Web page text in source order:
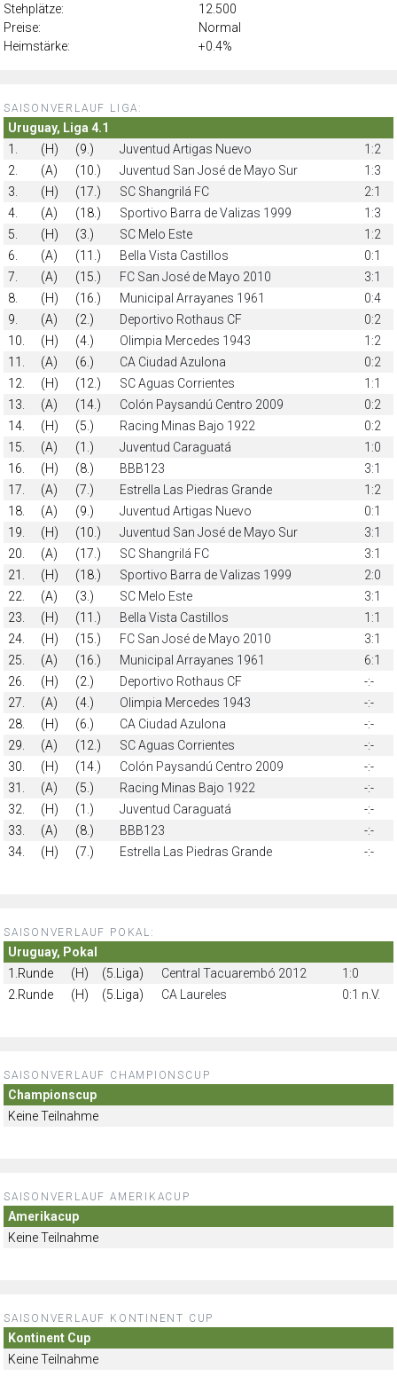
Stehplätze:
12.500
Preise:
Normal
Heimstärke:
+0.4%
SAISONVERLAUF LIGA:
Uruguay, Liga 4.1
1.
(H) (9.) Juventud Artigas Nuevo
1:2
2.
(A) (10.) Juventud San José de Mayo Sur
1:3
3.
(H) (17.) SC Shangrilá FC
2:1
4.
(A) (18.) Sportivo Barra de Valizas 1999
1:3
5.
(H) (3.) SC Melo Este
1:2
6.
(A) (11.) Bella Vista Castillos
0:1
7.
(A) (15.) FC San José de Mayo 2010
3:1
8.
(H) (16.) Municipal Arrayanes 1961
0:4
9.
(A) (2.) Deportivo Rothaus CF
0:2
10.
(H) (4.) Olimpia Mercedes 1943
1:2
11.
(A) (6.) CA Ciudad Azulona
0:2
12.
(H) (12.) SC Aguas Corrientes
1:1
13.
(A) (14.) Colón Paysandú Centro 2009
0:2
14.
(H) (5.) Racing Minas Bajo 1922
0:2
15.
(A) (1.) Juventud Caraguatá
1:0
16.
(H) (8.) BBB123
3:1
17.
(A) (7.) Estrella Las Piedras Grande
1:2
18.
(A) (9.) Juventud Artigas Nuevo
0:1
19.
(H) (10.) Juventud San José de Mayo Sur
3:1
20.
(A) (17.) SC Shangrilá FC
3:1
21.
(H) (18.) Sportivo Barra de Valizas 1999
2:0
22.
(A) (3.) SC Melo Este
3:1
23.
(H) (11.) Bella Vista Castillos
1:1
24.
(H) (15.) FC San José de Mayo 2010
3:1
25.
(A) (16.) Municipal Arrayanes 1961
6:1
26.
(H) (2.) Deportivo Rothaus CF
-:-
27.
(A) (4.) Olimpia Mercedes 1943
-:-
28.
(H) (6.) CA Ciudad Azulona
-:-
29.
(A) (12.) SC Aguas Corrientes
-:-
30.
(H) (14.) Colón Paysandú Centro 2009
-:-
31.
(A) (5.) Racing Minas Bajo 1922
-:-
32.
(H) (1.) Juventud Caraguatá
-:-
33.
(A) (8.) BBB123
-:-
34.
(H) (7.) Estrella Las Piedras Grande -:-
SAISONVERLAUF POKAL:
Uruguay, Pokal
1.Runde
(H) (5.Liga) Central Tacuarembó 2012
1:0
2.Runde
(H) (5.Liga) CA Laureles 0:1 n.V.
SAISONVERLAUF CHAMPIONSCUP
Championscup
Keine Teilnahme
SAISONVERLAUF AMERIKACUP
Amerikacup
Keine Teilnahme
SAISONVERLAUF KONTINENT CUP
Kontinent Cup
Keine Teilnahme